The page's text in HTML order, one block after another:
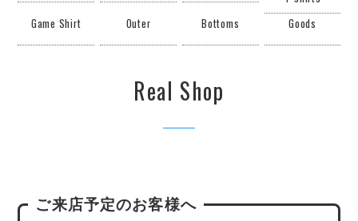
Game Shirt
Outer Bottoms Goods
Real Shop
ご来店予定のお客様へ